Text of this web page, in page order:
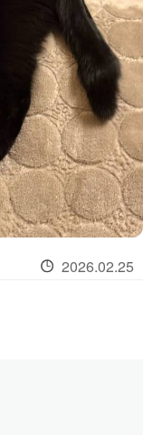
2026.02.25